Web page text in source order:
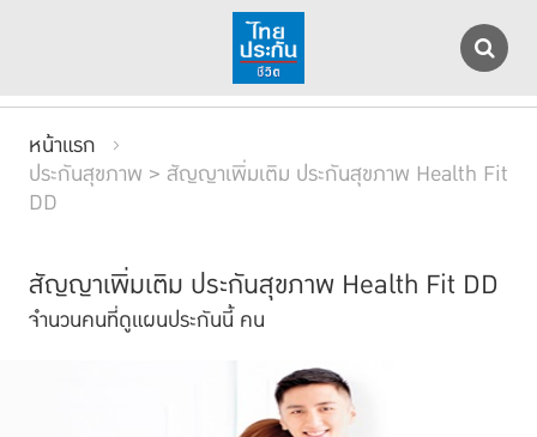
หน้าแรก
ประกันสุขภาพ > สัญญาเพิ่มเติม ประกันสุขภาพ Health Fit
DD
สัญญาเพิ่มเติม ประกันสุขภาพ Health Fit DD
จำนวนคนที่ดูแผนประกันนี้คน